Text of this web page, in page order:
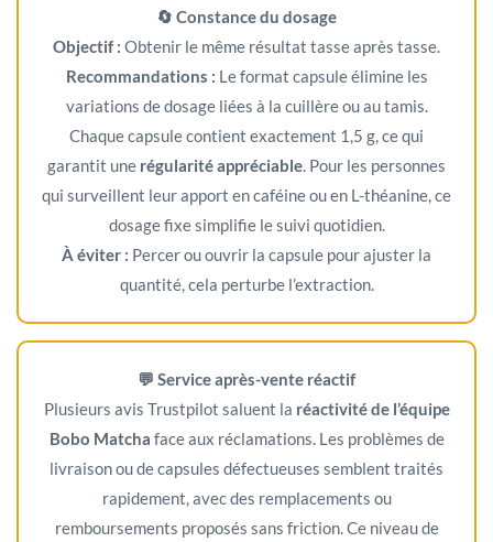
🔄 Constance du dosage
Objectif : Obtenir le même résultat tasse après tasse.
Recommandations : Le format capsule élimine les
variations de dosage liées à la cuillère ou au tamis.
Chaque capsule contient exactement 1,5 g, ce qui
garantit une régularité appréciable. Pour les personnes
qui surveillent leur apport en caféine ou en L-théanine, ce
dosage fixe simplifie le suivi quotidien.
À éviter : Percer ou ouvrir la capsule pour ajuster la
quantité, cela perturbe l’extraction.
💬 Service après-vente réactif
Plusieurs avis Trustpilot saluent la réactivité de l’équipe
Bobo Matcha face aux réclamations. Les problèmes de
livraison ou de capsules défectueuses semblent traités
rapidement, avec des remplacements ou
remboursements proposés sans friction. Ce niveau de